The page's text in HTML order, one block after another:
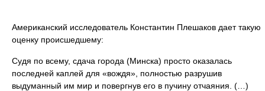
Американский исследователь Константин Плешаков дает такую
оценку происшедшему:
Судя по всему, сдача города (Минска) просто оказалась
последней каплей для «вождя», полностью разрушив
выдуманный им мир и повергнув его в пучину отчаяния. (…)